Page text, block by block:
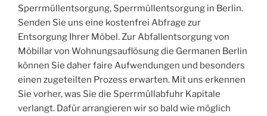
Sperrmüllentsorgung, Sperrmüllentsorgung in Berlin.
Senden Sie uns eine kostenfrei Abfrage zur
Entsorgung Ihrer Möbel. Zur Abfallentsorgung von
Möbillar von Wohnungsauflösung die Germanen Berlin
können Sie daher faire Aufwendungen und besonders
einen zugeteilten Prozess erwarten. Mit uns erkennen
Sie vorher, was Sie die Sperrmüllabfuhr Kapitale
verlangt. Dafür arrangieren wir so bald wie möglich